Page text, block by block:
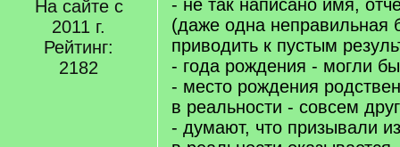
На сайте с
2011 г.
Рейтинг:
2182
- не так написано имя,
(даже одна неправильная
приводить к пустым
- года рождения - могли
- место рождения
в реальности - совсем
- думают, что призывали